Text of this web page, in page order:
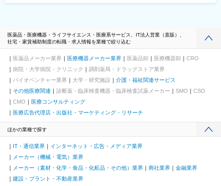
医薬品・医療機器・ライフサイエンス・医療系サービス、IT法人営業（直販）、
社宅・家賃補助制度の転職・求人情報を業種で絞り込む
医薬品メーカー業界 医療機器メーカー業界 医薬品卸 医療機器卸
CRO
病院・大学病院・クリニック
調剤薬局・ドラッグストア業界
バイオベンチャー業界
大学・研究施設
介護・福祉関連サービス
その他医療関連
診断薬・臨床検査機器・臨床検査試薬メーカー SMO
CSO
CMO
医療コンサルティング
医療広告代理店・出版社・マーケティング・リサーチ
ほかの業種で探す
IT・通信業界
インターネット・広告・メディア業界
メーカー（機械・電気）業界
メーカー（素材・化学・食品・化粧品・その他）業界
商社業界
金融業界
建設・プラント・不動産業界